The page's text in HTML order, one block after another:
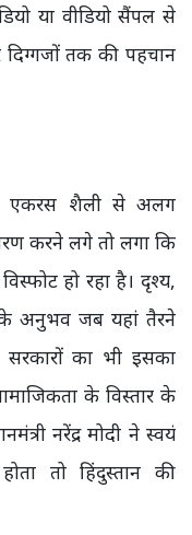
या वीडियो सैंपल से
तक की पहचान
एकरस शैली से अलग
करने लगे तो लगा कि
हो रहा है। दृश्य,
के अनुभव जब यहां तैरने
का भी इसका
के विस्तार के
नरेंद्र मोदी ने स्वयं
तो हिंदुस्तान की